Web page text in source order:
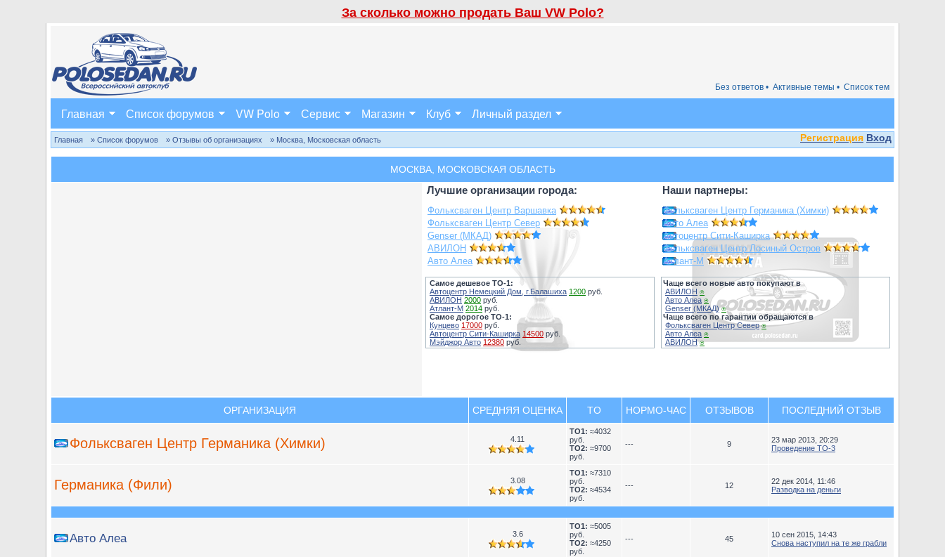
За сколько можно продать Ваш VW Polo?
Список тем
Активные темы •
Без ответов •
Главная Список форумов VW Polo Сервис Магазин Клуб Личный раздел
Регистрация Вход
Главная » Список форумов » Отзывы об организациях » Москва, Московская область
МОСКВА, МОСКОВСКАЯ ОБЛАСТЬ
Лучшие организации города:
Фольксваген Центр Варшавка
Фольксваген Центр Север
Genser (МКАД)
АВИЛОН
Авто Алеа
Самое дешевое ТО-1:
Автоцентр Немецкий Дом, г.Балашиха 1200 руб.
АВИЛОН 2000 руб.
Атлант-М 2014 руб.
Самое дорогое ТО-1:
Кунцево 17000 руб.
Автоцентр Сити-Каширка 14500 руб.
Мэйджор Авто 12380 руб.
Наши партнеры:
Фольксваген Центр Германика (Химки)
Авто Алеа
Автоцентр Сити-Каширка
Фольксваген Центр Лосиный Остров
Атлант-М
Чаще всего новые авто покупают в
АВИЛОН ⍟
Авто Алеа ⍟
Genser (МКАД) ⍟
Чаще всего по гарантии обращаются в
Фольксваген Центр Север ⍟
Авто Алеа ⍟
АВИЛОН ⍟
ОРГАНИЗАЦИЯ СРЕДНЯЯ ОЦЕНКА TO НОРМО-ЧАС ОТЗЫВОВ ПОСЛЕДНИЙ ОТЗЫВ
Фольксваген Центр Германика (Химки) 4.11
TO1: ≈4032
руб.
TO2: ≈9700
руб.
--- 9
23 мар 2013, 20:29
Проведение ТО-3
Германика (Фили) 3.08
TO1: ≈7310
руб.
TO2: ≈4534
руб.
--- 12
22 дек 2014, 11:46
Разводка на деньги
Авто Алеа 3.6
TO1: ≈5005
руб.
TO2: ≈4250
руб.
--- 45
10 сен 2015, 14:43
Снова наступил на те же грабли